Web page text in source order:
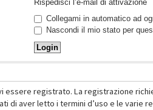
Rispedisci l’e-mail di attivazione
Collegami in automatico ad
Nascondi il mio stato per
essere registrato. La registrazione
di aver letto i termini d’uso e le varie